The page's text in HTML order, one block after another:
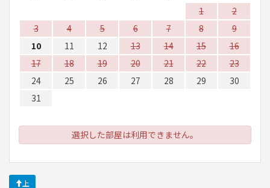
1
2
3
4 5 6 7 8
9
10
11 12 13 14 15
16
17
18 19 20 21 22
23
24
25 26 27 28 29
30
31
選択した部屋は利用できません。
上